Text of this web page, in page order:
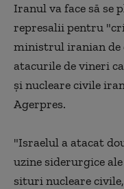
Iranul va face să se
represalii pentru
ministrul iranian de
atacurile de vineri
şi nucleare civile
Agerpres.
"Israelul a atacat
uzine siderurgice
situri nucleare